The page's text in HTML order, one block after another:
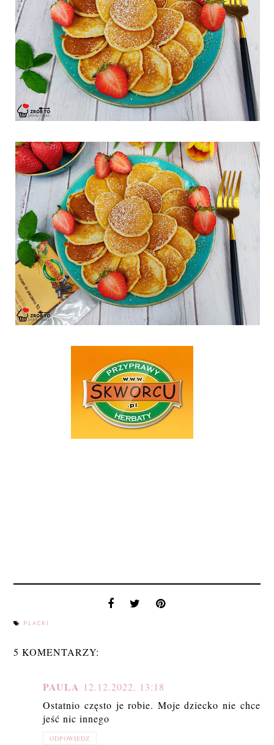
PLACKI
5 KOMENTARZY:
PAULA 12.12.2022, 13:18
Ostatnio często je robie. Moje dziecko nie chce
jeść nic innego
ODPOWIEDZ